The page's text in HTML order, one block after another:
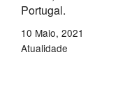
Portugal.
10 Maio, 2021
Atualidade